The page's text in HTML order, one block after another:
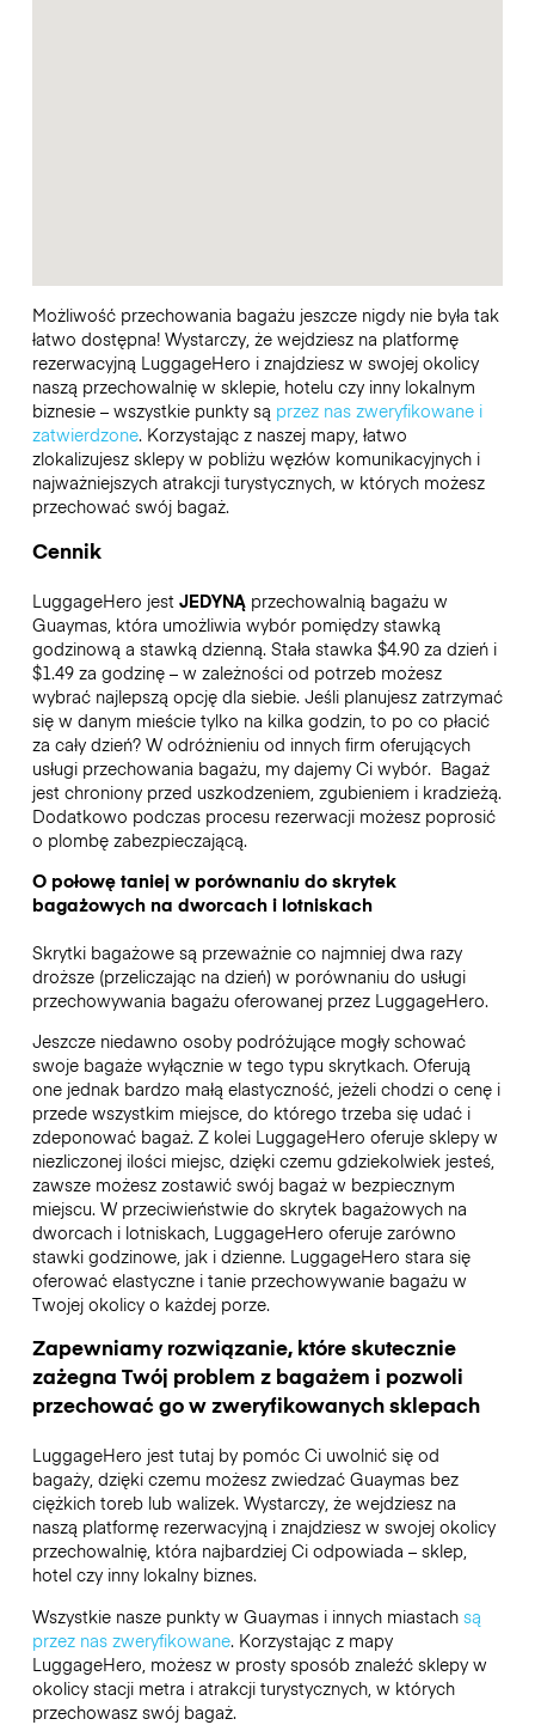
Możliwość przechowania bagażu jeszcze nigdy nie była tak
łatwo dostępna! Wystarczy, że wejdziesz na platformę
rezerwacyjną LuggageHero i znajdziesz w swojej okolicy
naszą przechowalnię w sklepie, hotelu czy inny lokalnym
biznesie – wszystkie punkty są przez nas zweryfikowane i
zatwierdzone. Korzystając z naszej mapy, łatwo
zlokalizujesz sklepy w pobliżu węzłów komunikacyjnych i
najważniejszych atrakcji turystycznych, w których możesz
przechować swój bagaż.
Cennik
LuggageHero jest JEDYNĄprzechowalnią bagażu w
Guaymas, która umożliwia wybór pomiędzy stawką
godzinową a stawką dzienną. Stała stawka $4.90 za dzień i
$1.49 za godzinę – w zależności od potrzeb możesz
wybrać najlepszą opcję dla siebie. Jeśli planujesz zatrzymać
się w danym mieście tylko na kilka godzin, to po co płacić
za cały dzień? W odróżnieniu od innych firm oferujących
usługi przechowania bagażu, my dajemy Ci wybór. Bagaż
jest chroniony przed uszkodzeniem, zgubieniem i kradzieżą.
Dodatkowo podczas procesu rezerwacji możesz poprosić
o plombę zabezpieczającą.
O połowę taniej w porównaniu do skrytek
bagażowych na dworcach i lotniskach
Skrytki bagażowe są przeważnie co najmniej dwa razy
droższe (przeliczając na dzień) w porównaniu do usługi
przechowywania bagażu oferowanej przez LuggageHero.
Jeszcze niedawno osoby podróżujące mogły schować
swoje bagaże wyłącznie w tego typu skrytkach. Oferują
one jednak bardzo małą elastyczność, jeżeli chodzi o cenę i
przede wszystkim miejsce, do którego trzeba się udać i
zdeponować bagaż. Z kolei LuggageHero oferuje sklepy w
niezliczonej ilości miejsc, dzięki czemu gdziekolwiek jesteś,
zawsze możesz zostawić swój bagaż w bezpiecznym
miejscu. W przeciwieństwie do skrytek bagażowych na
dworcach i lotniskach, LuggageHero oferuje zarówno
stawki godzinowe, jak i dzienne. LuggageHero stara się
oferować elastyczne i tanie przechowywanie bagażu w
Twojej okolicy o każdej porze.
Zapewniamy rozwiązanie, które skutecznie
zażegna Twój problem z bagażem i pozwoli
przechować go w zweryfikowanych sklepach
LuggageHero jest tutaj by pomóc Ci uwolnić się od
bagaży, dzięki czemu możesz zwiedzać Guaymas bez
ciężkich toreb lub walizek. Wystarczy, że wejdziesz na
naszą platformę rezerwacyjną i znajdziesz w swojej okolicy
przechowalnię, która najbardziej Ci odpowiada – sklep,
hotel czy inny lokalny biznes.
Wszystkie nasze punkty w Guaymas i innych miastach są
przez nas zweryfikowane. Korzystając z mapy
LuggageHero, możesz w prosty sposób znaleźć sklepy w
okolicy stacji metra i atrakcji turystycznych, w których
przechowasz swój bagaż.